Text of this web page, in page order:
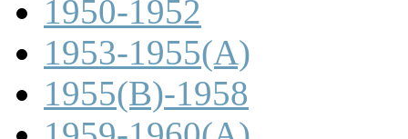
1950-1952
1953-1955(A)
1955(B)-1958